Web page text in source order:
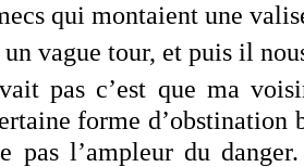
qui montaient une
vague tour, et puis il
pas c’est que ma
forme
pas l’ampleur du